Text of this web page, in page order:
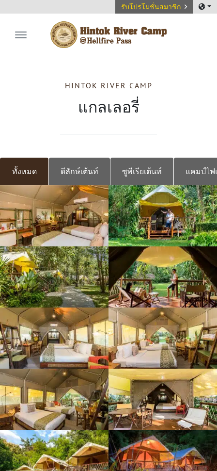
รับโปรโมชั่นสมาชิก
HINTOK RIVER CAMP
แกลเลอรี่
ทั้งหมด ดีลักษ์เต้นท์ ซูพีเรียเต้นท์ แคมป์ไฟ